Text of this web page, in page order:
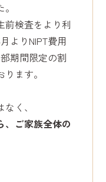
前検査をより利
よりNIPT費用
期間限定の割
ます。
く、
、ご家族全体の